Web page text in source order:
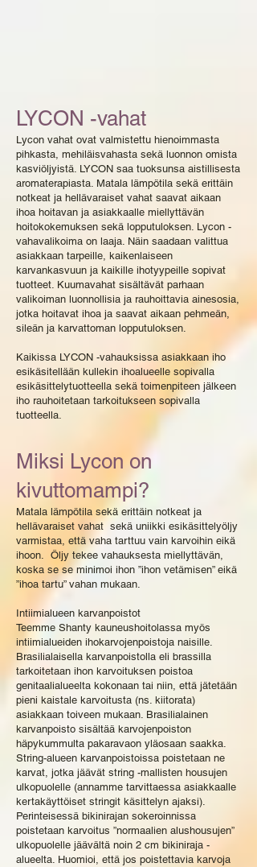
LYCON -vahat
Lycon vahat ovat valmistettu hienoimmasta
pihkasta, mehiläisvahasta sekä luonnon omista
kasviöljyistä. LYCON saa tuoksunsa aistillisesta
aromaterapiasta. Matala lämpötila sekä erittäin
notkeat ja hellävaraiset vahat saavat aikaan
ihoa hoitavan ja asiakkaalle miellyttävän
hoitokokemuksen sekä lopputuloksen. Lycon -
vahavalikoima on laaja. Näin saadaan valittua
asiakkaan tarpeille, kaikenlaiseen
karvankasvuun ja kaikille ihotyypeille sopivat
tuotteet. Kuumavahat sisältävät parhaan
valikoiman luonnollisia ja rauhoittavia ainesosia,
jotka hoitavat ihoa ja saavat aikaan pehmeän,
sileän ja karvattoman lopputuloksen.
Kaikissa LYCON -vahauksissa asiakkaan iho
esikäsitellään kullekin ihoalueelle sopivalla
esikäsittelytuotteella sekä toimenpiteen jälkeen
iho rauhoitetaan tarkoitukseen sopivalla
tuotteella.
Miksi Lycon on
kivuttomampi?
Matala lämpötila sekä erittäin notkeat ja
hellävaraiset vahat sekä uniikki esikäsittelyöljy
varmistaa, että vaha tarttuu vain karvoihin eikä
ihoon. Öljy tekee vahauksesta miellyttävän,
koska se se minimoi ihon ”ihon vetämisen” eikä
”ihoa tartu” vahan mukaan.
Intiimialueen karvanpoistot
Teemme Shanty kauneushoitolassa myös
intiimialueiden ihokarvojenpoistoja naisille.
Brasilialaisella karvanpoistolla eli brassilla
tarkoitetaan ihon karvoituksen poistoa
genitaalialueelta kokonaan tai niin, että jätetään
pieni kaistale karvoitusta (ns. kiitorata)
asiakkaan toiveen mukaan. Brasilialainen
karvanpoisto sisältää karvojenpoiston
häpykummulta pakaravaon yläosaan saakka.
String-alueen karvanpoistoissa poistetaan ne
karvat, jotka jäävät string -mallisten housujen
ulkopuolelle (annamme tarvittaessa asiakkaalle
kertakäyttöiset stringit käsittelyn ajaksi).
Perinteisessä bikinirajan sokeroinnissa
poistetaan karvoitus ”normaalien alushousujen”
ulkopuolelle jäävältä noin 2 cm bikiniraja -
alueelta. Huomioi, että jos poistettavia karvoja